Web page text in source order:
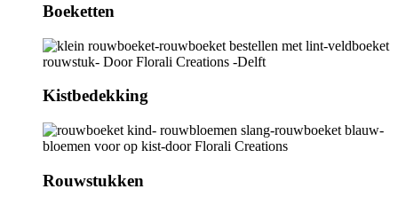
Boeketten
Kistbedekking
Rouwstukken